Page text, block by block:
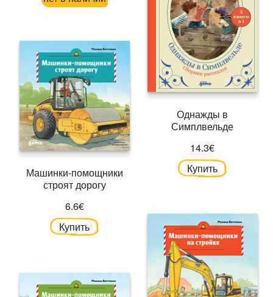
Однажды в
Симплвельде
14.3€
Купить
Машинки-помощники
строят дорогу
6.6€
Купить